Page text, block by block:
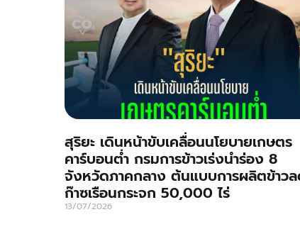
สุริยะ เดินหน้าขับเคลื่อนนโยบายเกษตร
คาร์บอนต่ำ กรมการข้าวเร่งนำร่อง 8
จังหวัดภาคกลาง ต้นแบบการผลิตข้าว
ก๊าซเรือนกระจก 50,000 ไร่
13/07/2026